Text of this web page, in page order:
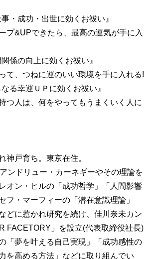
・成功・出世に効くお祓い』
プ&UPできたら、最高の運気が手に入
係の向上に効くお祓い』
て、つねに運のいい環境を手に入れる!
る幸運ＵＰに効くお祓い』
つ人は、何をやってもうまくいく人に
神戸育ち。東京在住。
ンドリュー・カーネギーやその理論を
オン・ヒルの「成功哲学」「人間影響
フ・マーフィーの「潜在意識理論」
どに惹かれ研究を続け、佳川奈未カン
FACETORY」を設立(代表取締役社長)
「夢を叶える自己実現」「成功感性の
を高める方法」などに取り組んでい